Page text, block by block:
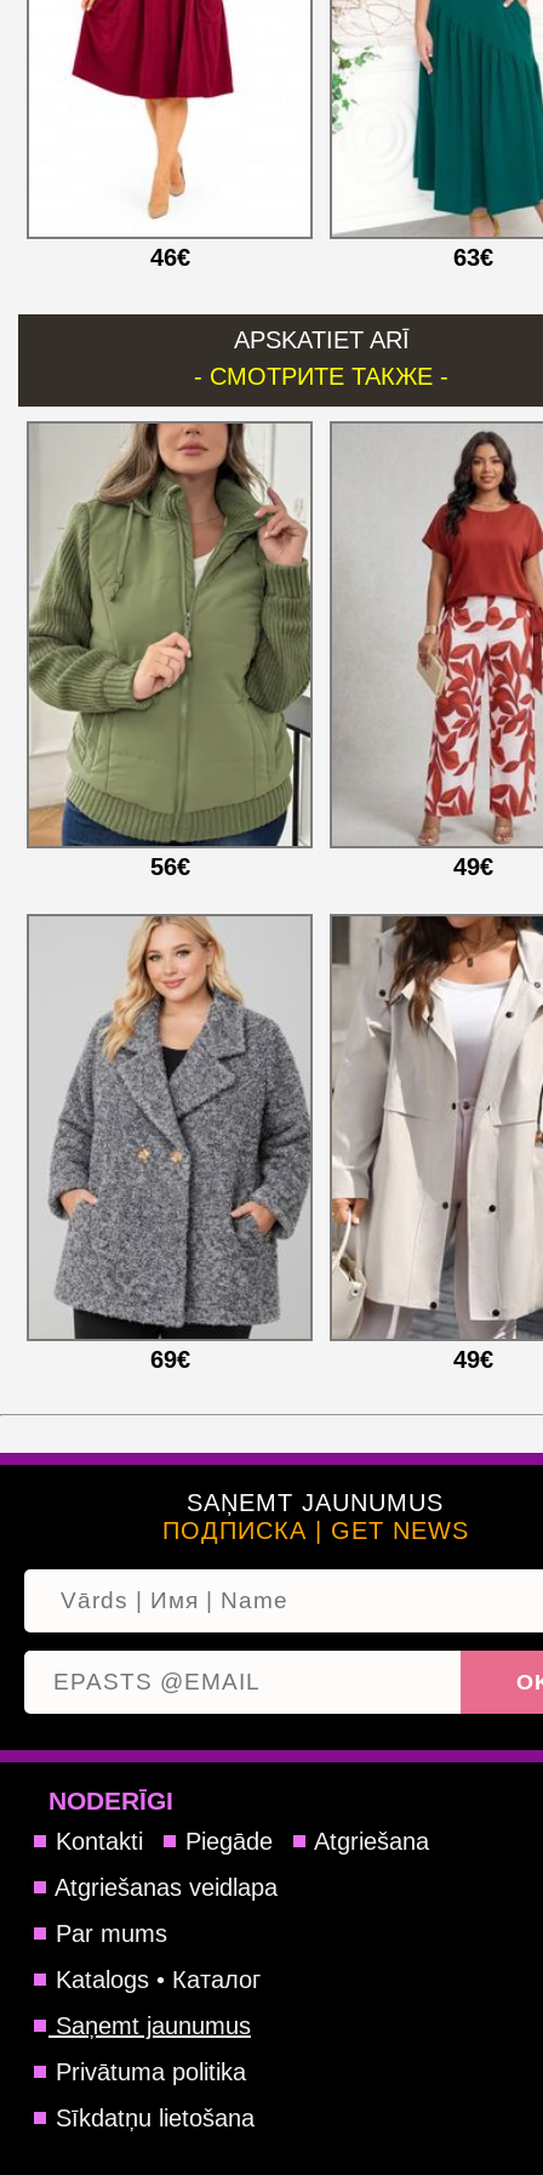
46€ 63€
APSKATIET ARĪ
- СМОТРИТЕ ТАКЖЕ -
56€ 49€
69€ 49€
SAŅEMT JAUNUMUS
ПОДПИСКА | GET NEWS
NODERĪGI
Kontakti Piegāde
Atgriešana
Atgriešanas veidlapa
Par mums
Katalogs • Каталог
Saņemt jaunumus
Privātuma politika
Sīkdatņu lietošana